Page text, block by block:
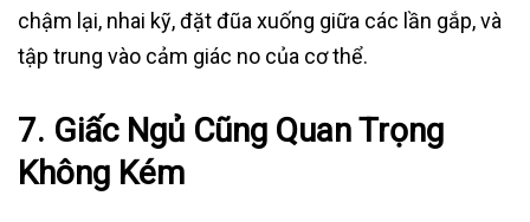
chậm lại, nhai kỹ, đặt đũa xuống giữa các lần gắp, và
tập trung vào cảm giác no của cơ thể.
7. Giấc Ngủ Cũng Quan Trọng
Không Kém